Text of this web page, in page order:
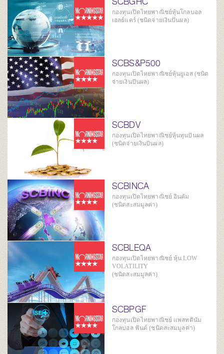
กองทุนเปิดไทยพาณิชย์หุ้นโกลบอล
เฮลธ์แคร์ (ชนิดจ่ายเงินปันผล)
SCBS&P500
กองทุนเปิดไทยพาณิชย์หุ้นยูเอส (ชนิด
จ่ายเงินปันผล)
SCBDV
กองทุนเปิดไทยพาณิชย์หุ้นทุนปันผล
(ชนิดจ่ายเงินปันผล)
SCBINCA
กองทุนเปิดไทยพาณิชย์ อินคัม
(ชนิดสะสมมูลค่า)
SCBLEQA
กองทุนเปิดไทยพาณิชย์ หุ้น LOW
VOLATILITY
(ชนิดสะสมมูลค่า)
SCBPGF
กองทุนเปิดไทยพาณิชย์ แพลทตินัม
โกลบอล ฟันด์ (ชนิดสะสมมูลค่า)